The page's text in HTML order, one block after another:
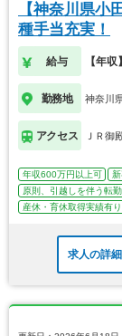
【神奈川県
種手当充実！
給与 【年
勤務地 神奈川
アクセス ＪＲ御
年収600万円以上可
原則、引越しを伴う転
産休・育休取得実績有り
求人の詳